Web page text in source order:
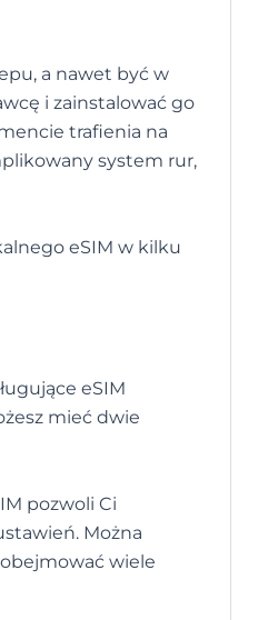
a nawet być w
i zainstalować go
trafienia na
system rur,
eSIM w kilku
eSIM
mieć dwie
pozwoli Ci
Można
wiele